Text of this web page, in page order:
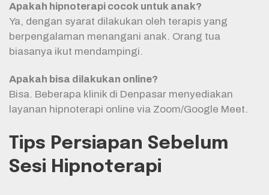
Apakah hipnoterapi cocok untuk anak?
Ya, dengan syarat dilakukan oleh terapis yang
berpengalaman menangani anak. Orang tua
biasanya ikut mendampingi.
Apakah bisa dilakukan online?
Bisa. Beberapa klinik di Denpasar menyediakan
layanan hipnoterapi online via Zoom/Google Meet.
Tips Persiapan Sebelum
Sesi Hipnoterapi